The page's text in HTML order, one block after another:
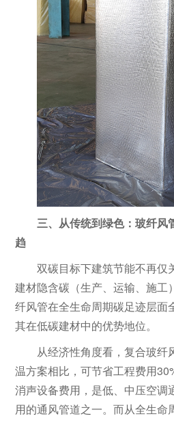
三、从传统到绿色：玻纤风
趋
双碳目标下建筑节能不再仅
建材隐含碳（生产、运输、施工
纤风管在全生命周期碳足迹层面
其在低碳建材中的优势地位。
从经济性角度看，复合玻纤
温方案相比，可节省工程费用
消声设备费用，是低、中压空调
用的通风管道之一。而从全生命